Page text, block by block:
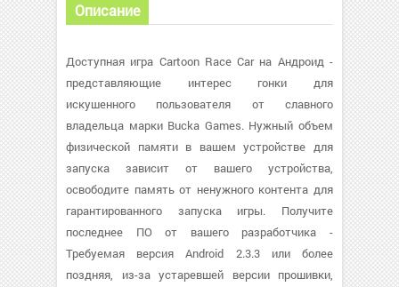
Описание
Доступная игра Cartoon Race Car на Андроид -
представляющие интерес гонки для
искушенного пользователя от славного
владельца марки Bucka Games. Нужный объем
физической памяти в вашем устройстве для
запуска зависит от вашего устройства,
освободите память от ненужного контента для
гарантированного запуска игры. Получите
последнее ПО от вашего разработчика -
Требуемая версия Android 2.3.3 или более
поздняя, из-за устаревшей версии прошивки,